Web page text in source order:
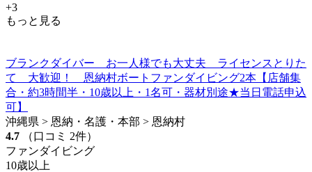
+3
もっと見る
ブランクダイバー お一人様でも大丈夫 ライセンスとりた
て 大歓迎！ 恩納村ボートファンダイビング2本【店舗集
合・約3時間半・10歳以上・1名可・器材別途★当日電話申込
可】
沖縄県 > 恩納・名護・本部 > 恩納村
4.7
（口コミ 2件）
ファンダイビング
10歳以上